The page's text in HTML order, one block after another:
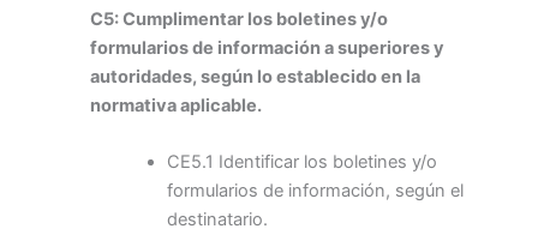
C5: Cumplimentar los boletines y/o
formularios de información a superiores y
autoridades, según lo establecido en la
normativa aplicable.
CE5.1 Identificar los boletines y/o
formularios de información, según el
destinatario.